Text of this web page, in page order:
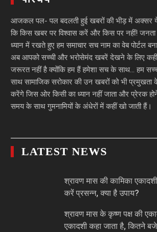
आजकल पल- पल बदलती हुई खबरों की भीड़ में अक्सर ये
कि किस खबर पर विश्वास करें और किस पर नहीं! जनता
ध्यान में रखते हुए हम समाचार सच नाम का वेब पोर्टल
अब आपको सच्ची और भरोसेमंद खबरें देखने के लिए
जरूरत नहीं है क्योंकि हम हैं हमेशा सच के साथ… हम
साथ सामाजिक सरोकार की उन खबरों को भी प्रमुखता
करेंगे जिस ओर किसी का ध्यान नहीं जाता और प्रेरक
समय के साथ गुमनामियों के अंधेरों में कहीं खो जाती हैं।
LATEST NEWS
श्रावण मास की कामिका
करें प्रसन्न, क्या है उपाय?
श्रावण मास के कृष्ण पक्ष की
एकादशी कहा जाता है, कितने